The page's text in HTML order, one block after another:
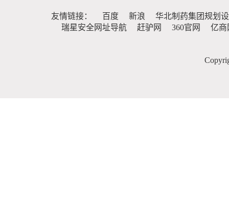
友情链接： 百度 新浪
华北制药集团规划
瑞星安全网址导航
赶驴网 360官网 亿商